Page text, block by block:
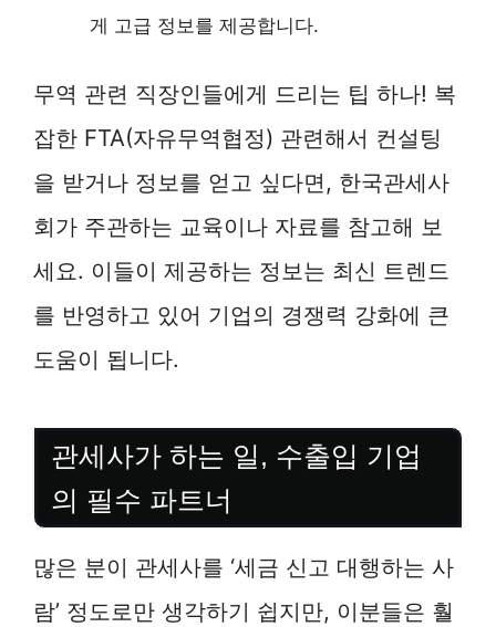
게 고급 정보를 제공합니다.
무역 관련 직장인들에게 드리는 팁 하나! 복
잡한 FTA(자유무역협정) 관련해서 컨설팅
을 받거나 정보를 얻고 싶다면, 한국관세사
회가 주관하는 교육이나 자료를 참고해 보
세요. 이들이 제공하는 정보는 최신 트렌드
를 반영하고 있어 기업의 경쟁력 강화에 큰
도움이 됩니다.
관세사가 하는 일, 수출입 기업
의 필수 파트너
많은 분이 관세사를 ‘세금 신고 대행하는 사
람’ 정도로만 생각하기 쉽지만, 이분들은 훨